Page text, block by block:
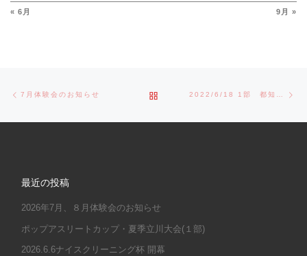
« 6月 9月 »
Post navigation
7月体験会のお知らせ BACK TO POST LIST 2022/6/18 1部 都知事杯開会式
最近の投稿
2026年7月、８月体験会のお知らせ
ポップアスリートカップ・夏季立川大会(１部)
2026.6.6ナイスクリーニング杯 開幕